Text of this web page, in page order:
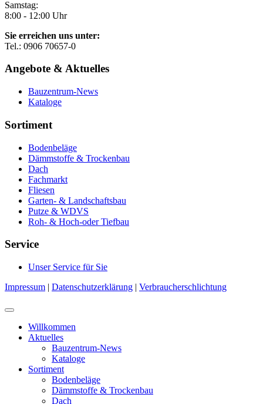
Samstag:
8:00 - 12:00 Uhr
Sie erreichen uns unter:
Tel.: 0906 70657-0
Angebote & Aktuelles
Bauzentrum-News
Kataloge
Sortiment
Bodenbeläge
Dämmstoffe & Trockenbau
Dach
Fachmarkt
Fliesen
Garten- & Landschaftsbau
Putze & WDVS
Roh- & Hoch-oder Tiefbau
Service
Unser Service für Sie
Impressum | Datenschutzerklärung | Verbraucherschlichtung
Willkommen
Aktuelles
Bauzentrum-News
Kataloge
Sortiment
Bodenbeläge
Dämmstoffe & Trockenbau
Dach